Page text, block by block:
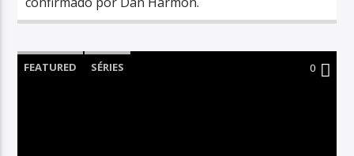
FEATURED SÉRIES 0